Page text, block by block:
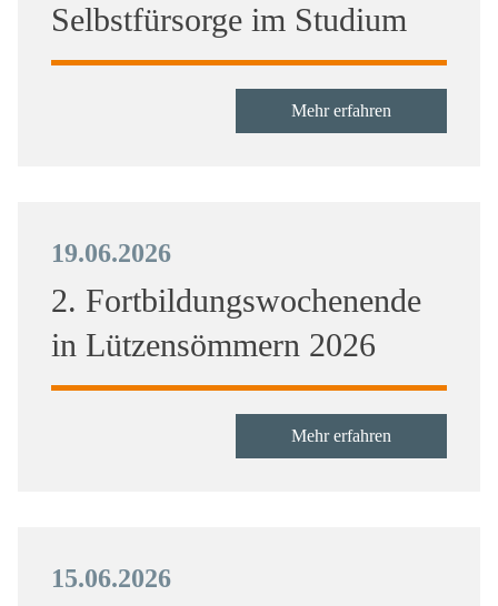
Selbstfürsorge im Studium
Mehr erfahren
19.06.2026
2. Fortbildungswochenende
in Lützensömmern 2026
Mehr erfahren
15.06.2026